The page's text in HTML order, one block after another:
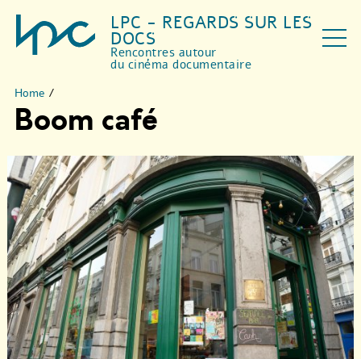
LPC - REGARDS SUR LES
DOCS
Rencontres autour
du cinéma documentaire
Home /
Boom café